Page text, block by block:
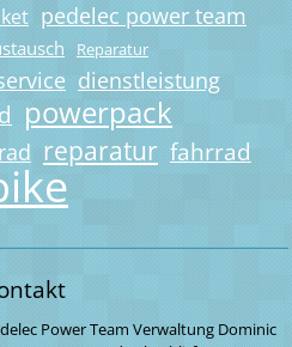
pedelec power team
Reparatur
dienstleistung
powerpack
rad reparatur fahrrad
Power Team Verwaltung Dominic